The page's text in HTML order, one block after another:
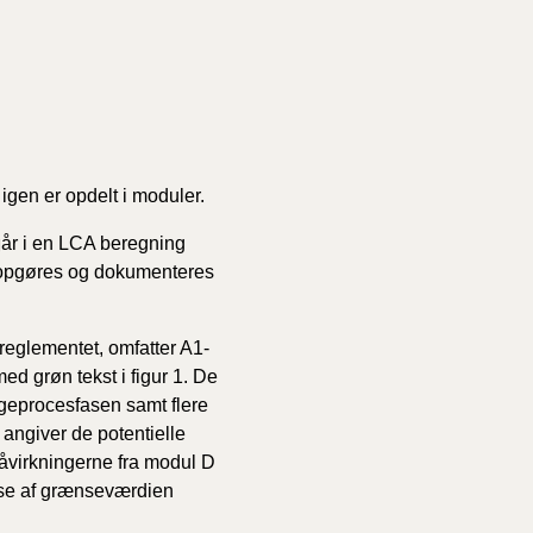
er opdelt i moduler.
i en LCA beregning
og dokumenteres
omfatter A1-
grøn tekst i figur 1. De
samt flere
de potentielle
fra modul D
af grænseværdien